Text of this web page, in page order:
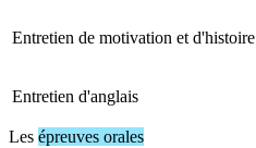
Entretien de motivation et d'histoire
Entretien d'anglais
Les épreuves orales